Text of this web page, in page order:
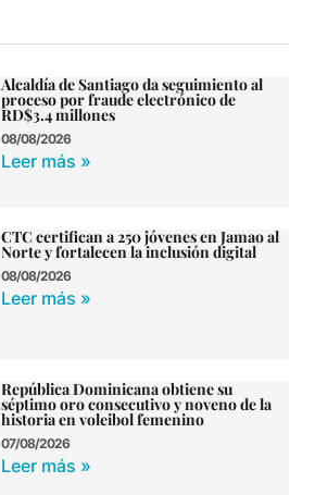
Alcaldía de Santiago da seguimiento al
proceso por fraude electrónico de
RD$3.4 millones
08/08/2026
Leer más »
CTC certifican a 250 jóvenes en Jamao al
Norte y fortalecen la inclusión digital
08/08/2026
Leer más »
República Dominicana obtiene su
séptimo oro consecutivo y noveno de la
historia en voleibol femenino
07/08/2026
Leer más »